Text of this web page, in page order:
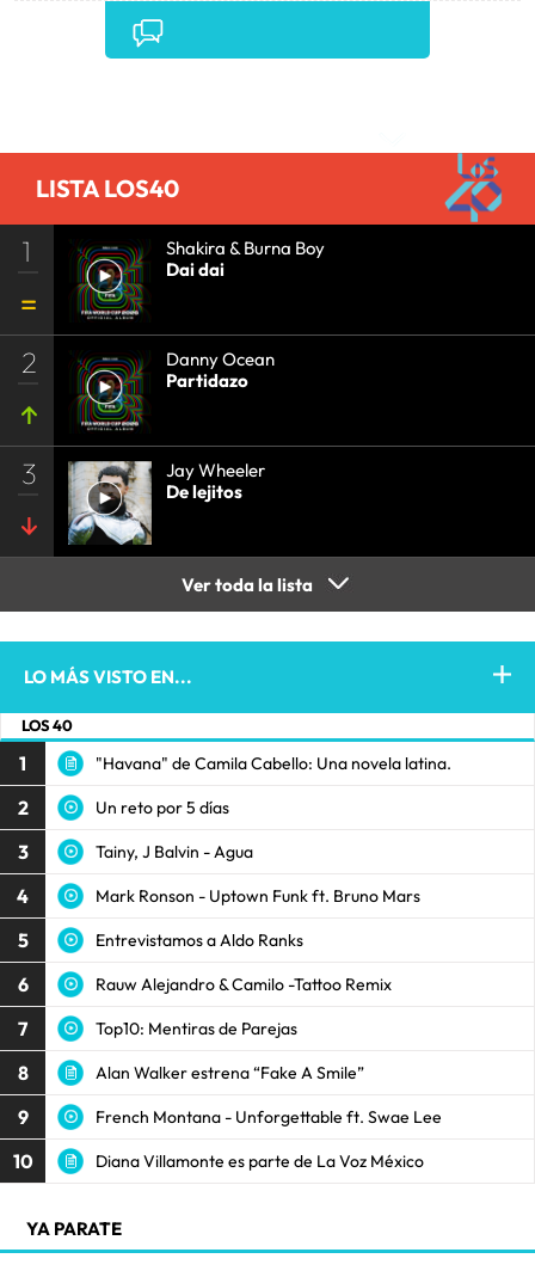
ESTABLECIMIENTOS COMERCIALES•
LATINOAMÉRICA•
•
LISTA LOS40
1
Shakira & Burna Boy
Dai dai
2
Danny Ocean
Partidazo
3
Jay Wheeler
De lejitos
Ver toda la lista
LO MÁS VISTO EN...
LOS 40
1 "Havana" de Camila Cabello: Una novela latina.
2 Un reto por 5 días
3 Tainy, J Balvin - Agua
4 Mark Ronson - Uptown Funk ft. Bruno Mars
5 Entrevistamos a Aldo Ranks
6 Rauw Alejandro & Camilo -Tattoo Remix
7 Top10: Mentiras de Parejas
8 Alan Walker estrena “Fake A Smile”
9 French Montana - Unforgettable ft. Swae Lee
10 Diana Villamonte es parte de La Voz México
YA PARATE